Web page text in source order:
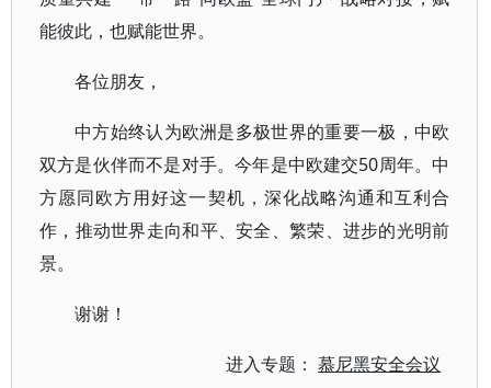
能彼此，也赋能世界。
各位朋友，
中方始终认为欧洲是多极世界的重要一极，中欧
双方是伙伴而不是对手。今年是中欧建交50周年。中
方愿同欧方用好这一契机，深化战略沟通和互利合
作，推动世界走向和平、安全、繁荣、进步的光明前
景。
谢谢！
进入专题：慕尼黑安全会议